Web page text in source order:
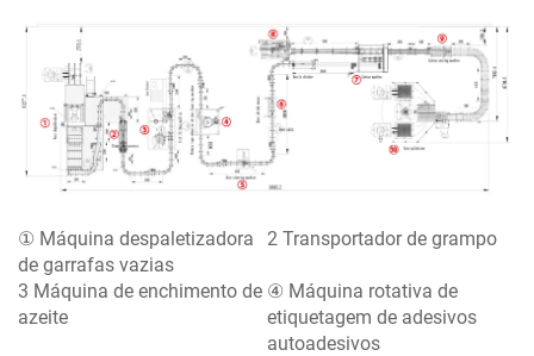
① Máquina despaletizadora
de garrafas vazias
2 Transportador de grampo
3 Máquina de enchimento de
azeite
④ Máquina rotativa de
etiquetagem de adesivos
autoadesivos